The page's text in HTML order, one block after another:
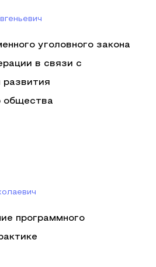
уголовного закона
в связи с
развития
общества
программного